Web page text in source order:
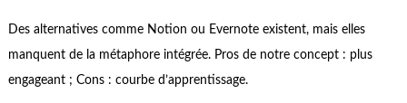
Des alternatives comme Notion ou Evernote existent, mais elles
manquent de la métaphore intégrée. Pros de notre concept : plus
engageant ; Cons : courbe d’apprentissage.